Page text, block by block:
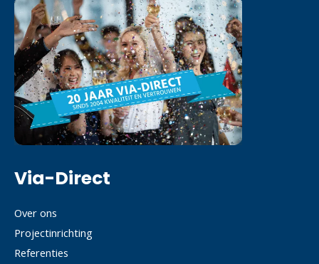
Via-Direct
Over ons
Projectinrichting
Referenties